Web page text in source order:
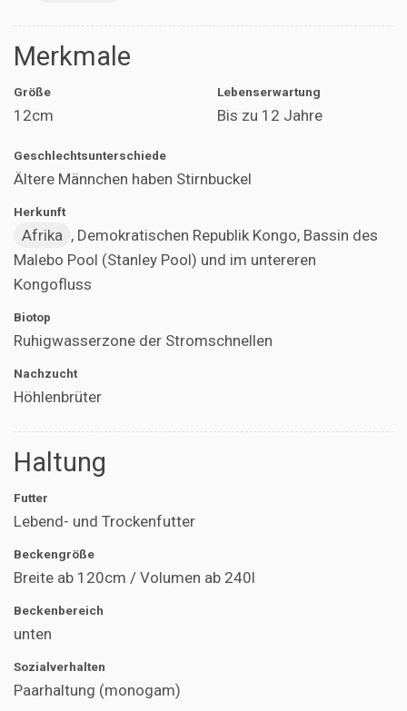
Merkmale
Größe
12cm
Lebenserwartung
Bis zu 12 Jahre
Geschlechtsunterschiede
Ältere Männchen haben Stirnbuckel
Herkunft
Afrika , Demokratischen Republik Kongo, Bassin des
Malebo Pool (Stanley Pool) und im untereren
Kongofluss
Biotop
Ruhigwasserzone der Stromschnellen
Nachzucht
Höhlenbrüter
Haltung
Futter
Lebend- und Trockenfutter
Beckengröße
Breite ab 120cm / Volumen ab 240l
Beckenbereich
unten
Sozialverhalten
Paarhaltung (monogam)